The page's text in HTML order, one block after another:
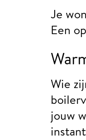
Je
Een
Wie
jouw